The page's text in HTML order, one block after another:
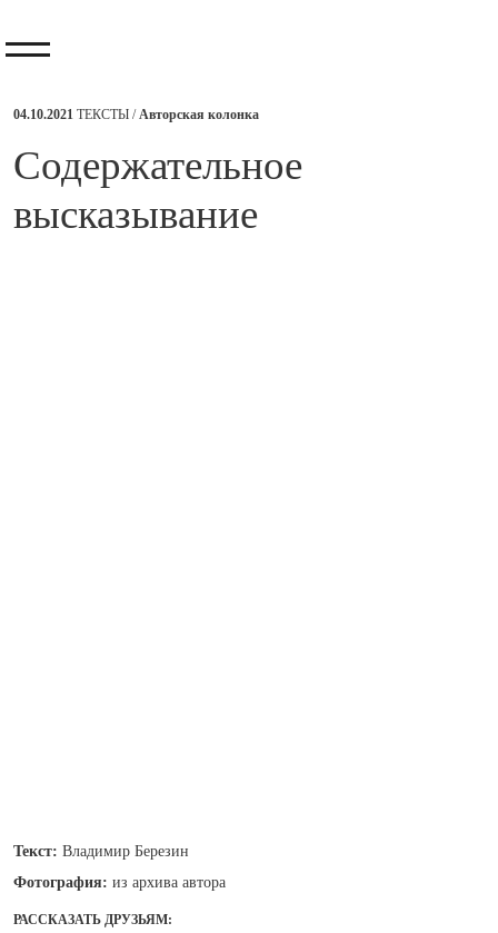
04.10.2021 ТЕКСТЫ /Авторская колонка
​Содержательное
высказывание
Текст: Владимир Березин
Фотография: из архива автора
РАССКАЗАТЬ ДРУЗЬЯМ: